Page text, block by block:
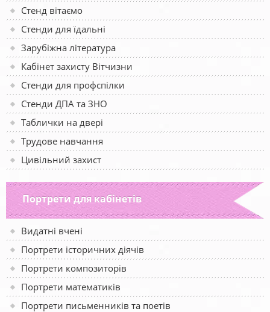
Стенд вітаємо
Стенди для їдальні
Зарубіжна література
Кабінет захисту Вітчизни
Стенди для профспілки
Стенди ДПА та ЗНО
Таблички на двері
Трудове навчання
Цивільний захист
Портрети для кабінетів
Видатні вчені
Портрети історичних діячів
Портрети композиторів
Портрети математиків
Портрети письменників та поетів